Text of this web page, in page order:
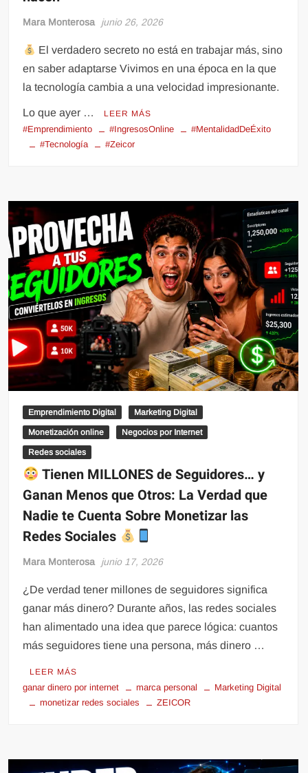
Mara Monterosa junio 26, 2026
El verdadero secreto no está en trabajar más, sino
en saber adaptarse Vivimos en una época en la que
la tecnología cambia a una velocidad impresionante.
Lo que ayer … LEER MÁS
#Emprendimiento #IngresosOnline
#MentalidadDeÉxito
#Tecnología
#Zeicor
Emprendimiento Digital Marketing Digital
Monetización online Negocios por Internet
Redes sociales
Tienen MILLONES de Seguidores… y
Ganan Menos que Otros: La Verdad que
Nadie te Cuenta Sobre Monetizar las
Redes Sociales
Mara Monterosa junio 17, 2026
¿De verdad tener millones de seguidores significa
ganar más dinero? Durante años, las redes sociales
han alimentado una idea que parece lógica: cuantos
más seguidores tiene una persona, más dinero …
LEER MÁS
ganar dinero por internet marca personal
Marketing Digital
monetizar redes sociales
ZEICOR